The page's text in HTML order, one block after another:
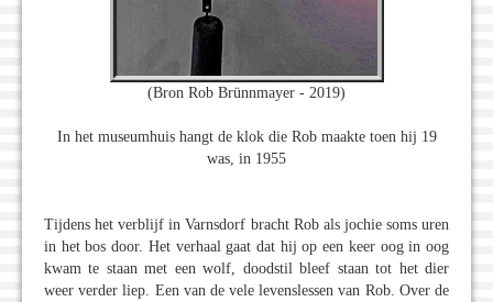
(Bron Rob Brünnmayer - 2019)
In het museumhuis hangt de klok die Rob maakte toen hij 19
was, in 1955
Tijdens het verblijf in Varnsdorf bracht Rob als jochie soms uren
in het bos door. Het verhaal gaat dat hij op een keer oog in oog
kwam te staan met een wolf, doodstil bleef staan tot het dier
weer verder liep. Een van de vele levenslessen van Rob. Over de